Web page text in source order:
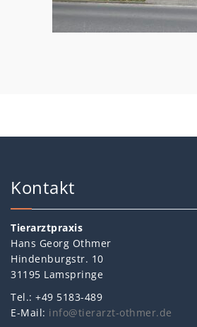
Kontakt
Tierarztpraxis
Hans Georg Othmer
Hindenburgstr. 10
31195 Lamspringe
Tel.: +49 5183-489
E-Mail: info@tierarzt-othmer.de